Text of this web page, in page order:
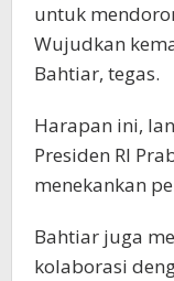
untuk
Wujudkan
Bahtiar, tegas.
Harapan ini,
Presiden RI
menekankan
Bahtiar juga
kolaborasi